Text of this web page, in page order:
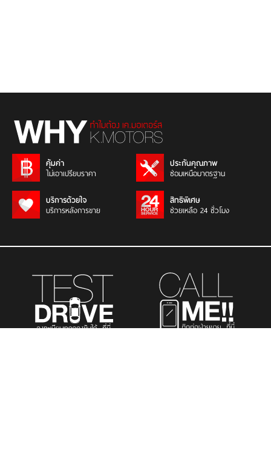
คุ้มค่า
ไม่เอาเปรียบราคา
ประกันคุณภาพ
ซ่อมเหนือมาตรฐาน
บริการด้วยใจ
บริการหลังการขาย
สิทธิพิเศษ
ช่วยเหลือ 24 ชั่วโมง